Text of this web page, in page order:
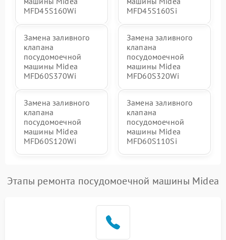
MFD45S160Wi
MFD45S160Si
Замена заливного
клапана
посудомоечной
машины Midea
MFD60S370Wi
Замена заливного
клапана
посудомоечной
машины Midea
MFD60S320Wi
Замена заливного
клапана
посудомоечной
машины Midea
MFD60S120Wi
Замена заливного
клапана
посудомоечной
машины Midea
MFD60S110Si
Этапы ремонта посудомоечной машины Midea